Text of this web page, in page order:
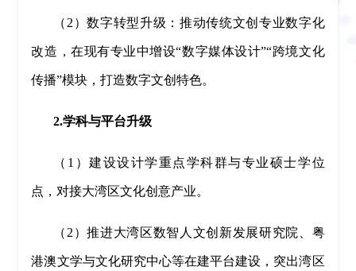
（2）数字转型升级：推动传统文创专业数字化
改造，在现有专业中增设“数字媒体设计”“跨境文化
传播”模块，打造数字文创特色。
2.学科与平台升级
（1）建设设计学重点学科群与专业硕士学位
点，对接大湾区文化创意产业。
（2）推进大湾区数智人文创新发展研究院、粤
港澳文学与文化研究中心等在建平台建设，突出湾区